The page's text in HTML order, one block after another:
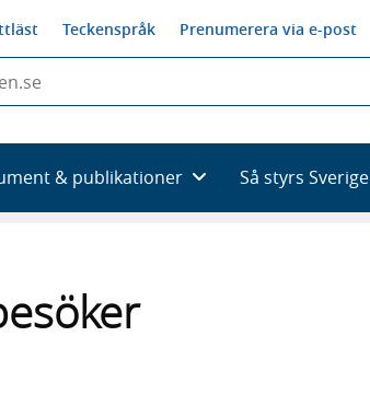
Teckenspråk Prenumerera via e-post
& publikationer Så styrs Sverige